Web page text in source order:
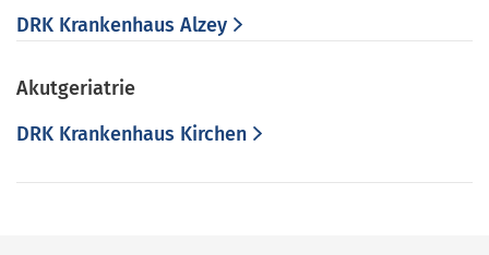
DRK Krankenhaus Alzey
Akutgeriatrie
DRK Krankenhaus Kirchen